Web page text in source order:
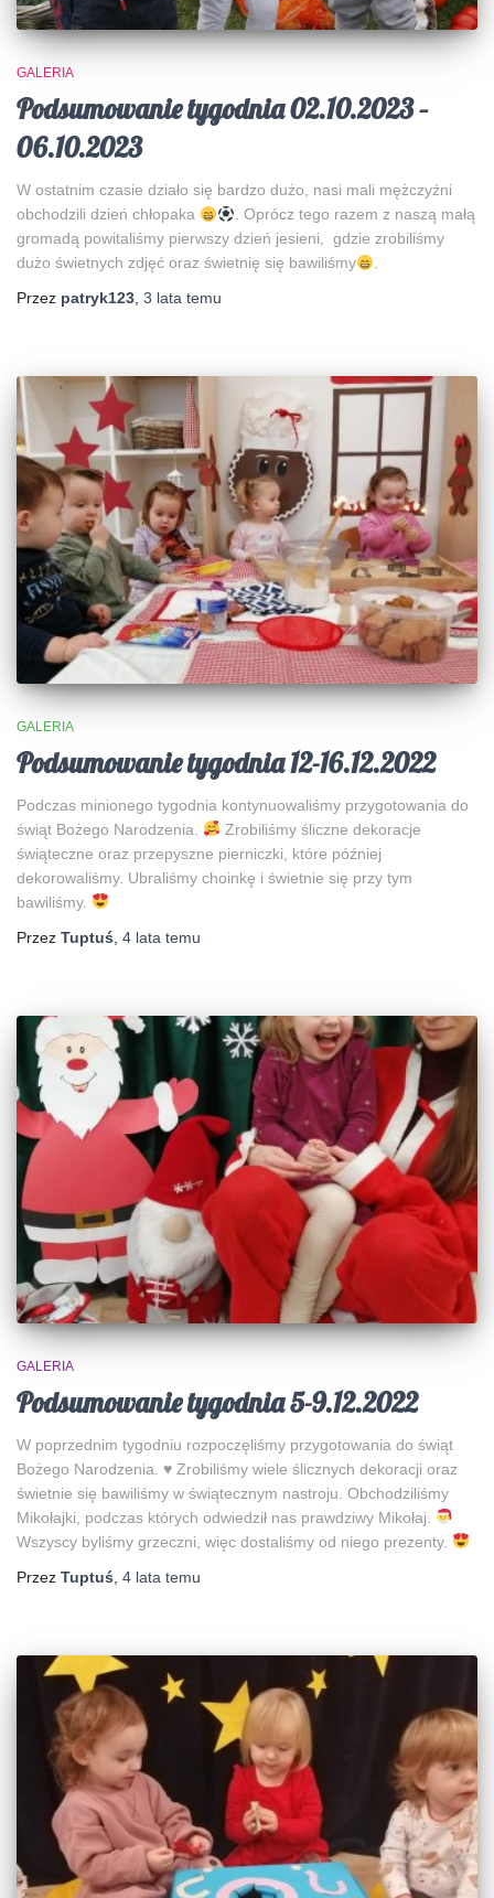
GALERIA
Podsumowanie tygodnia 02.10.2023 –
06.10.2023
W ostatnim czasie działo się bardzo dużo, nasi mali mężczyźni
obchodzili dzień chłopaka
. Oprócz tego razem z naszą małą
gromadą powitaliśmy pierwszy dzień jesieni, gdzie zrobiliśmy
dużo świetnych zdjęć oraz świetnię się bawiliśmy
.
Przez patryk123, 3 lata temu
GALERIA
Podsumowanie tygodnia 12-16.12.2022
Podczas minionego tygodnia kontynuowaliśmy przygotowania do
świąt Bożego Narodzenia.
Zrobiliśmy śliczne dekoracje
świąteczne oraz przepyszne pierniczki, które później
dekorowaliśmy. Ubraliśmy choinkę i świetnie się przy tym
bawiliśmy.
Przez Tuptuś 4 lata temu
GALERIA
Podsumowanie tygodnia 5-9.12.2022
W poprzednim tygodniu rozpoczęliśmy przygotowania do świąt
Bożego Narodzenia. ♥️ Zrobiliśmy wiele ślicznych dekoracji oraz
świetnie się bawiliśmy w świątecznym nastroju. Obchodziliśmy
Mikołajki, podczas których odwiedził nas prawdziwy Mikołaj.
Wszyscy byliśmy grzeczni, więc dostaliśmy od niego prezenty.
Przez Tuptuś 4 lata temu